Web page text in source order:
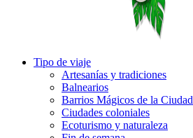
Tipo de viaje
Artesanías y tradiciones
Balnearios
Barrios Mágicos de la
Ciudades coloniales
Ecoturismo y naturaleza